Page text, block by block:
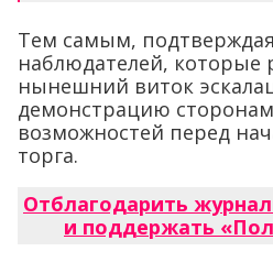
Тем самым,
наблюдателей, которые
нынешний виток
демонстрацию
возможностей перед
торга.
Отблагодарить
и поддержать